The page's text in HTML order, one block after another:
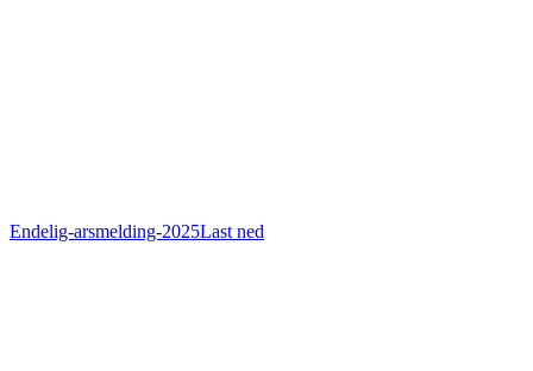
Endelig-arsmelding-2025Last ned